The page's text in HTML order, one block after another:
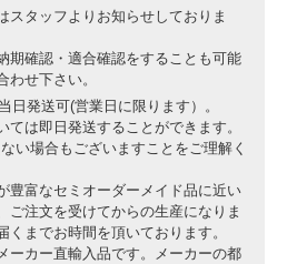
スタッフよりお知らせしておりま
期確認・適合確認をすることも可能
せ下さい。
日発送可(営業日に限ります）。
は即日発送することができます。
い場合もございますことをご理解く
豊富なセミオーダーメイド品に近い
ご注文を受けてからの生産になりま
までお時間を頂いております。
ーカー直輸入品です。メーカーの都